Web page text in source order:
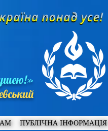
ПУБЛІЧНА ІНФОРМАЦІЯ